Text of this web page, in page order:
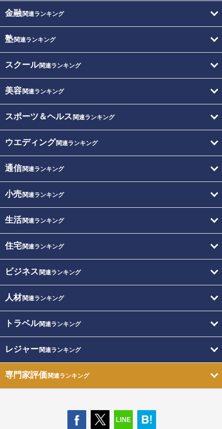
金融関連ランキング
塾関連ランキング
スクール関連ランキング
美容関連ランキング
スポーツ＆ヘルス 関連ランキング
ウエディング関連ランキング
通信関連ランキング
小売関連ランキング
生活関連ランキング
住宅関連ランキング
ビジネス 関連ランキング
人材関連ランキング
トラベル関連ランキング
レジャー関連ランキング
専門家評価関連ランキング